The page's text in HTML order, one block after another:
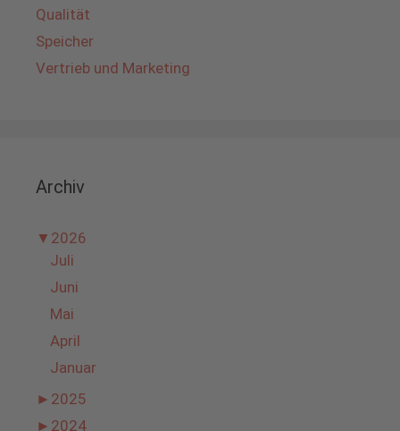
Qualität
Speicher
Vertrieb und Marketing
Archiv
▼ 2026
Juli
Juni
Mai
April
Januar
► 2025
► 2024